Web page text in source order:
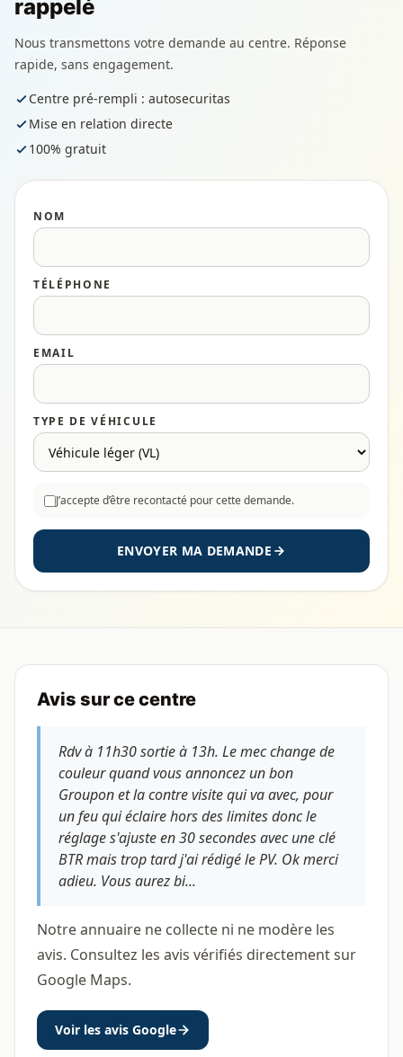
rappelé
Nous transmettons votre demande au centre. Réponse
rapide, sans engagement.
Centre pré-rempli : autosecuritas
Mise en relation directe
100% gratuit
NOM
TÉLÉPHONE
EMAIL
TYPE DE VÉHICULE
J’accepte d’être recontacté pour cette demande.
ENVOYER MA DEMANDE
Avis sur ce centre
Rdv à 11h30 sortie à 13h. Le mec change de
couleur quand vous annoncez un bon
Groupon et la contre visite qui va avec, pour
un feu qui éclaire hors des limites donc le
réglage s'ajuste en 30 secondes avec une clé
BTR mais trop tard j'ai rédigé le PV. Ok merci
adieu. Vous aurez bi...
Notre annuaire ne collecte ni ne modère les
avis. Consultez les avis vérifiés directement sur
Google Maps.
Voir les avis Google